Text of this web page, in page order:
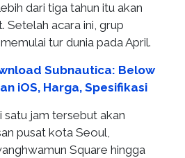
dari tiga tahun itu akan
Setelah acara ini, grup
tur dunia pada April.
Subnautica: Below
iOS, Harga, Spesifikasi
satu jam tersebut akan
pusat kota Seoul,
Square hingga